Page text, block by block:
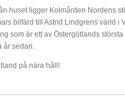
huset ligger Kolmården Nordens
bilfärd till Astrid Lindgrens värld
som är ett av Östergötlands
år sedan.
på nära håll!